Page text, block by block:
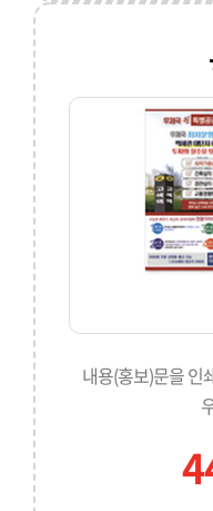
내용(홍보)문을 인